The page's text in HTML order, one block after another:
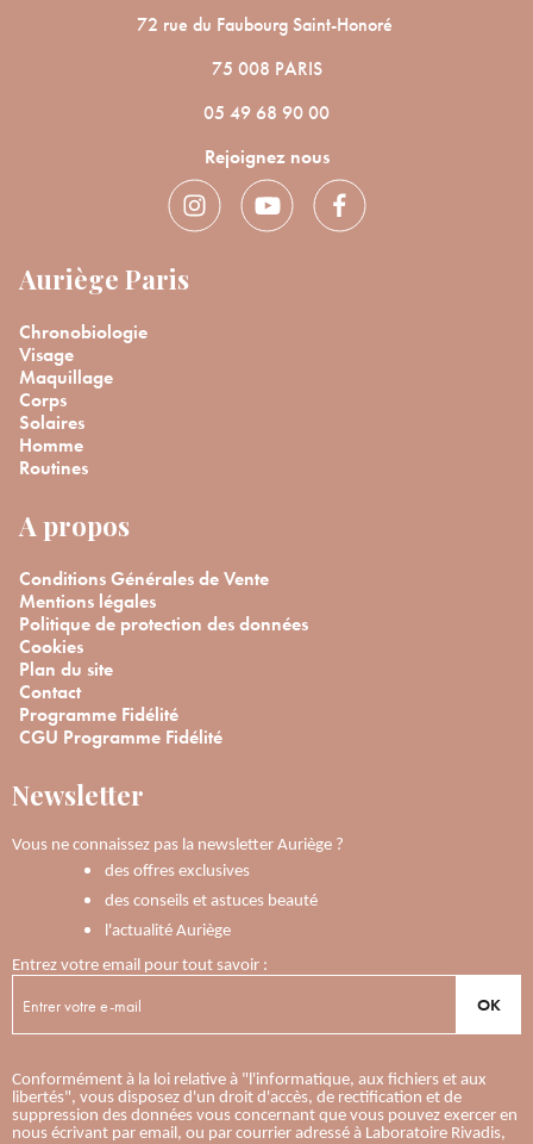
72 rue du Faubourg Saint-Honoré
75 008 PARIS
05 49 68 90 00
Rejoignez nous
Auriège Paris
Chronobiologie
Visage
Maquillage
Corps
Solaires
Homme
Routines
A propos
Conditions Générales de Vente
Mentions légales
Politique de protection des données
Cookies
Plan du site
Contact
Programme Fidélité
CGU Programme Fidélité
Newsletter
Vous ne connaissez pas la newsletter Auriège ?
des offres exclusives
des conseils et astuces beauté
l'actualité Auriège
Entrez votre email pour tout savoir :
OK
Conformément à la loi relative à "l'informatique, aux fichiers et aux
libertés", vous disposez d'un droit d'accès, de rectification et de
suppression des données vous concernant que vous pouvez exercer en
nous écrivant par email, ou par courrier adressé à Laboratoire Rivadis,